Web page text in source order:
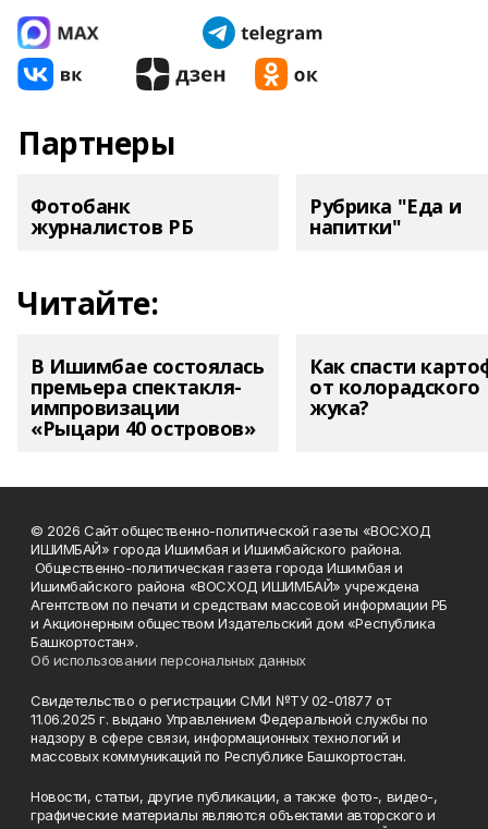
Партнеры
Фотобанк
журналистов РБ
Рубрика "Еда и
напитки"
Читайте:
В Ишимбае состоялась
премьера спектакля-
импровизации
«Рыцари 40 островов»
Как спасти
от колорадского
жука?
© 2026 Сайт общественно-политической газеты «ВОСХОД
ИШИМБАЙ» города Ишимбая и Ишимбайского района.
Общественно-политическая газета города Ишимбая и
Ишимбайского района «ВОСХОД ИШИМБАЙ» учреждена
Агентством по печати и средствам массовой информации РБ
и Акционерным обществом Издательский дом «Республика
Башкортостан».
Об использовании персональных данных
Свидетельство о регистрации СМИ №ТУ 02-01877 от
11.06.2025 г. выдано Управлением Федеральной службы по
надзору в сфере связи, информационных технологий и
массовых коммуникаций по Республике Башкортостан.
Новости, статьи, другие публикации, а также фото-, видео-,
графические материалы являются объектами авторского и